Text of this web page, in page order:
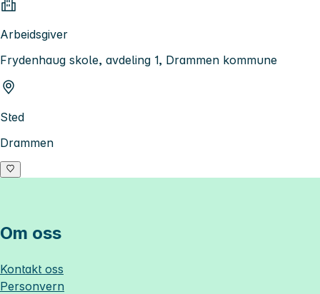
Arbeidsgiver
Frydenhaug skole, avdeling 1, Drammen kommune
Sted
Drammen
Om oss
Kontakt oss
Personvern